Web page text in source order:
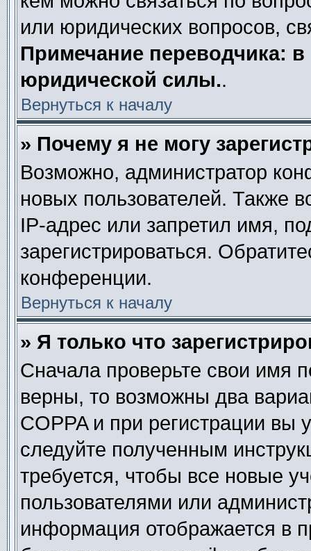
или юридических вопросов,
Примечание переводчика:
юридической силы..
Вернуться к началу
» Почему я не могу
Возможно, администратор
новых пользователей. Также
IP-адрес или запретил имя,
зарегистрироваться.
конференции.
Вернуться к началу
» Я только что
Сначала проверьте свои имя
верны, то возможны два
COPPA и при регистрации вы
следуйте полученным
требуется, чтобы все новые
пользователями или
информация отображается в